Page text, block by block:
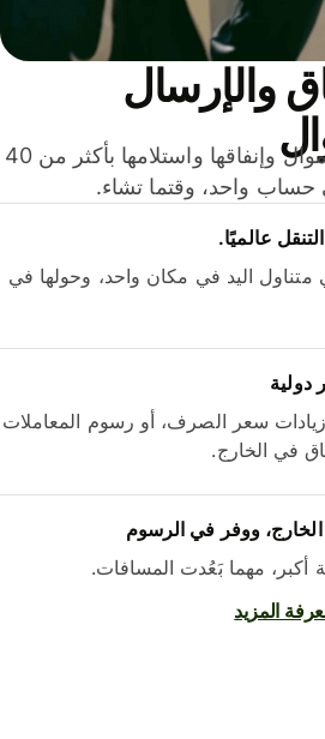
والإرسال
وفّر المال عند إرسال الأموال وإنفاقها واستلامها بأكثر من 40
واحد، وقتما تشاء.
عالميًا.
اليد في مكان واحد، وحولها في
سعر الصرف، أو رسوم المعاملات
في الخارج.
ووفر في الرسوم
مهما بَعُدت المسافات.
المزيد